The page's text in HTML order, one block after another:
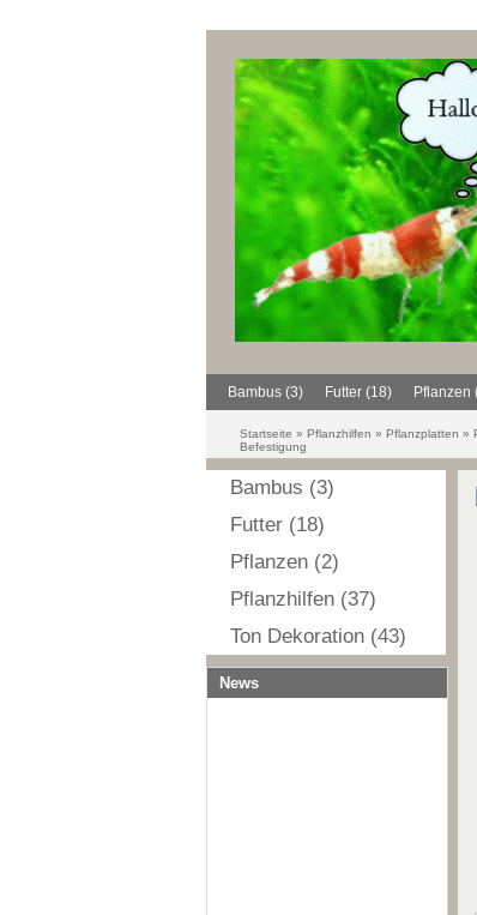
Bambus (3) Futter (18) Pflanzen
Startseite » Pflanzhilfen » Pflanzplatten »
Befestigung
Bambus (3)
Futter (18)
Pflanzen (2)
Pflanzhilfen (37)
Ton Dekoration (43)
News